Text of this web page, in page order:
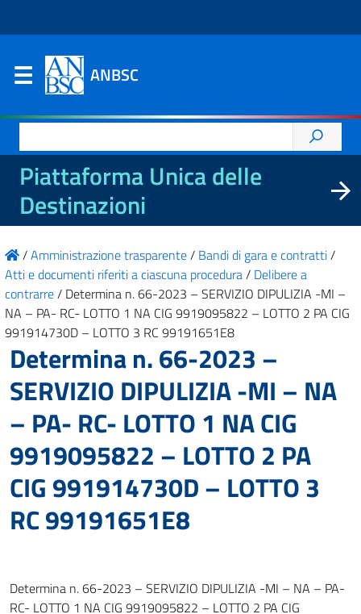
ANBSC
per:
Piattaforma Unica delle
Destinazioni
/Amministrazione trasparente/ Bandi di gara e contratti/
Atti e documenti riferiti a ciascuna procedura/ Delibere a
contrarre/ Determina n. 66-2023 – SERVIZIO DIPULIZIA -MI –
NA – PA- RC- LOTTO 1 NA CIG 9919095822 – LOTTO 2 PA CIG
991914730D – LOTTO 3 RC 99191651E8
Determina n. 66-2023 –
SERVIZIO DIPULIZIA -MI – NA
– PA- RC- LOTTO 1 NA CIG
9919095822 – LOTTO 2 PA
CIG 991914730D – LOTTO 3
RC 99191651E8
Determina n. 66-2023 – SERVIZIO DIPULIZIA -MI – NA – PA-
RC- LOTTO 1 NA CIG 9919095822 – LOTTO 2 PA CIG